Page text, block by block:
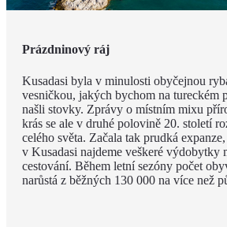
Prázdninový ráj
Kusadasi byla v minulosti obyčejnou
vesničkou, jakých bychom na tureckém
našli stovky. Zprávy o místním mixu
krás se ale v druhé polovině 20. století
celého světa. Začala tak prudká
v Kusadasi najdeme veškeré výdobytky
cestování. Během letní sezóny počet
narůstá z běžných 130 000 na více než